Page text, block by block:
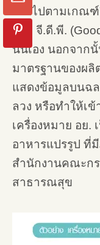
เป็นไปตามเกณ
หรือ จี.ดี.พี.
นั่นเอง นอกจาก
มาตรฐานของผ
แสดงข้อมูลบนฉ
ลวง หรือทำให้เ
เครื่องหมาย อ
อาหารแปรรูป ที่
สำนักงานคณะกร
สาธารณสุข